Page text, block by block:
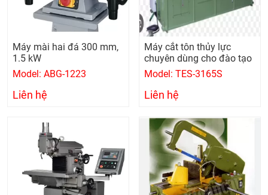
Máy mài hai đá 300 mm,
1.5 kW
Model: ABG-1223
Liên hệ
Máy cắt tôn thủy lực
chuyên dùng cho đào tạo
Model: TES-3165S
Liên hệ